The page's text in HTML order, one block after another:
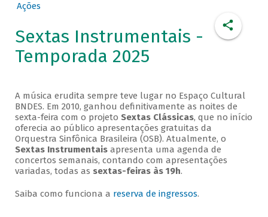
Ações
Sextas Instrumentais -
Temporada 2025
A música erudita sempre teve lugar no Espaço Cultural
BNDES. Em 2010, ganhou definitivamente as noites de
sexta-feira com o projeto Sextas Clássicas, que no início
oferecia ao público apresentações gratuitas da
Orquestra Sinfônica Brasileira (OSB). Atualmente, o
Sextas Instrumentaisapresenta uma agenda de
concertos semanais, contando com apresentações
variadas, todas as sextas-feiras às 19h.
Saiba como funciona a reserva de ingressos.